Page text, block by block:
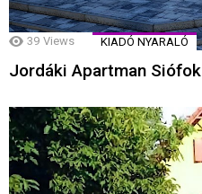
39 Views KIADÓ NYARALÓ
Jordáki Apartman Siófok